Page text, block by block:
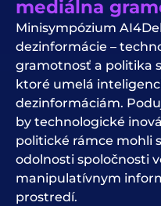
mediálna
Minisympózium
dezinformácie –
gramotnosť a politika
ktoré umelá
dezinformáciám.
by technologické
politické rámce mohli
odolnosti spoločnosti
manipulatívnym
prostredí.